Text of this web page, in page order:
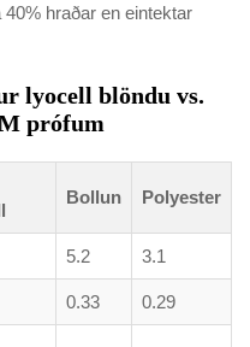
hraðar en eintektar
lyocell blöndu vs.
prófum
Bollun Polyester
5.2 3.1
0.33 0.29